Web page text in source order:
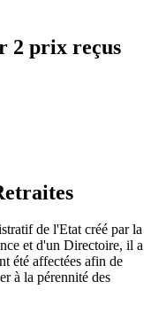
2 prix reçus
de l'Etat créé par la
et d'un Directoire, il a
été affectées afin de
à la pérennité des